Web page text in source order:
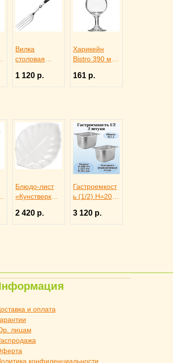
Вилка
столовая
Eternum
3110369
1 120 р.
Харикейн
Bistro 390 мл,
Бор 1150311
161 р.
Блюдо-лист
«Кунстверк»
L=365 мм
B=255 мм
2 420 р.
Гастроемкост
ь (1/2) H=200
B=265 мм 2
штуки.
3 120 р.
и оплата
лицам
конфиденциальности